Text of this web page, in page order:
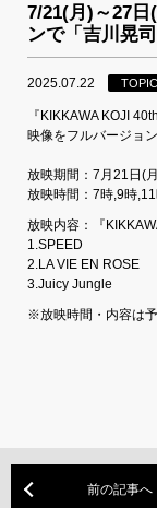
7/21(月)～27日
ンで「吉川晃
2025.07.22
『KIKKAWA KOJI
映像をフルバージョ
放映期間：7月21日(
放映時間：7時,9時
放映内容：『
1.SPEED
2.LA VIE EN ROSE
3.Juicy Jungle
※放映時間・内容は
前の記事へ